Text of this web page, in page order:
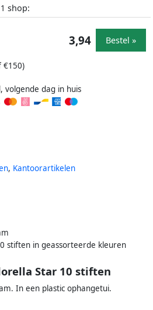
1 shop:
€150)
volgende dag in huis
3,94 Bestel »
, Kantoorartikelen
stiften in geassorteerde kleuren
Star 10 stiften
In een plastic ophangetui.